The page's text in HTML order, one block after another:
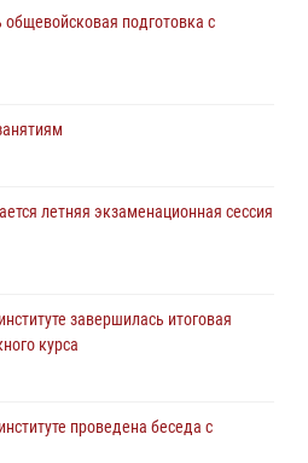
института успешно сдали
организована беседа и
летняя экзаменационная сессия
общевойсковая подготовка с
летняя экзаменационная сессия
завершилась итоговая
курса
проведена беседа с